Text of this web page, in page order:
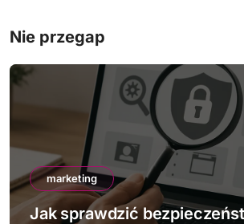
Nie przegap
marketing
Jak sprawdzić